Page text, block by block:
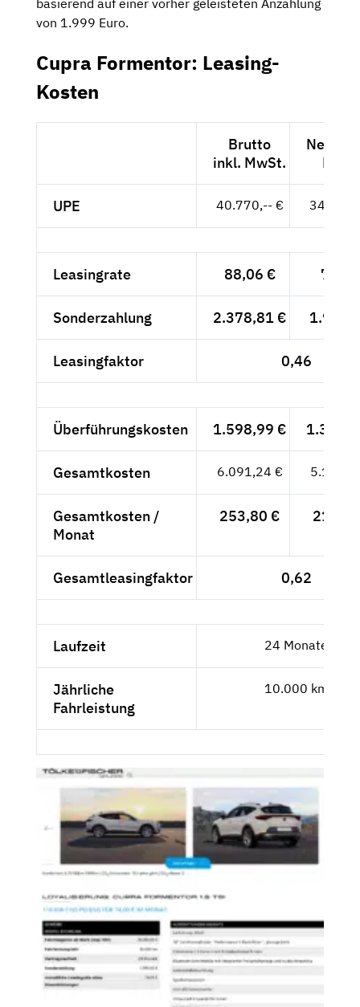
von 1.999 Euro.
Cupra Formentor: Leasing-
Kosten
Brutto
inkl. MwSt.
Netto
UPE 40.770,-- €
Leasingrate 88,06 € 74,--
Sonderzahlung 2.378,81 €
Leasingfaktor 0,46
Überführungskosten 1.598,99 €
Gesamtkosten 6.091,24 €
Gesamtkosten /
Monat
253,80 €
Gesamtleasingfaktor 0,62
Laufzeit 24 Monate
Jährliche
Fahrleistung
10.000 km